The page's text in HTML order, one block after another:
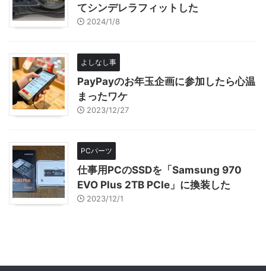
てシンデレラフィットした
2024/1/8
よしなし事
PayPayのお年玉企画に参加したら心温
まったワケ
2023/12/27
PCパーツ
仕事用PCのSSDを「Samsung 970
EVO Plus 2TB PCIe」に換装した
2023/12/1